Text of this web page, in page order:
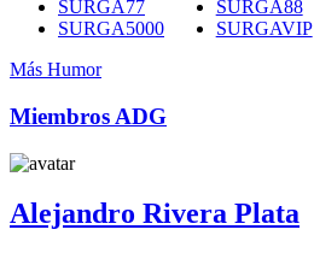
SURGA77
SURGA88
SURGA5000
SURGAVIP
Más Humor
Miembros ADG
Alejandro Rivera Plata